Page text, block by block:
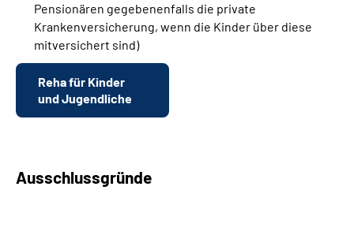
Pensionären gegebenenfalls die private
Krankenversicherung, wenn die Kinder über diese
mitversichert sind)
Reha für Kinder
und Jugendliche
Ausschlussgründe